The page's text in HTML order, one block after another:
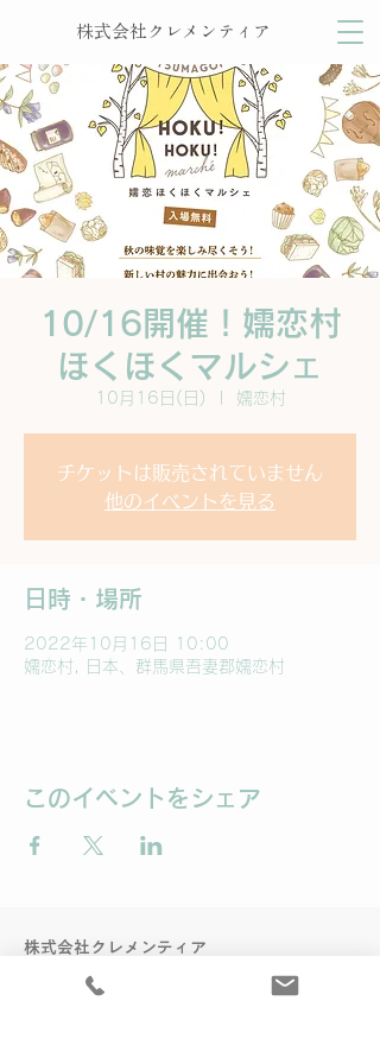
株式会社クレメンティア
10/16開催！嬬恋村
ほくほくマルシェ
10月16日(日) 嬬恋村
チケットは販売されていません
他のイベントを見る
日時・場所
2022年10月16日 10:00
嬬恋村, 日本、群馬県吾妻郡嬬恋村
このイベントをシェア
株式会社クレメンティア
〒102-0074 東京都千代田区九段南2-8-5